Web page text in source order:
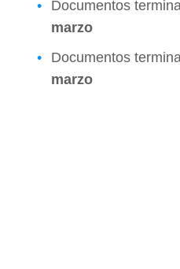
Documentos
marzo
Documentos
marzo